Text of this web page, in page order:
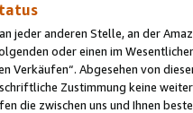
jeder anderen Stelle, an der
oder einen im
Verkäufen“. Abgesehen von
Zustimmung keine
die zwischen uns und Ihnen